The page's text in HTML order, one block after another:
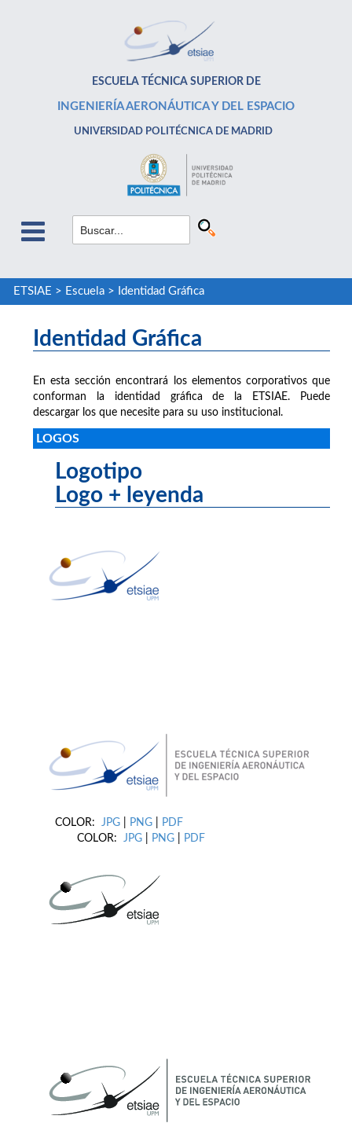
ESCUELA TÉCNICA SUPERIOR DE
INGENIERÍA AERONÁUTICA Y DEL ESPACIO
UNIVERSIDAD POLITÉCNICA DE MADRID
ETSIAE > Escuela> Identidad Gráfica
Identidad Gráfica
En esta sección encontrará los elementos corporativos que
conforman la identidad gráfica de la ETSIAE. Puede
descargar los que necesite para su uso institucional.
LOGOS
Logotipo
Logo + leyenda
COLOR: JPG PNG
PDF
COLOR: JPG PNG PDF